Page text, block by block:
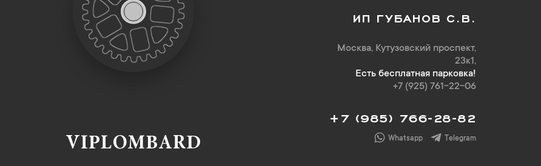
ИП ГУБАНОВ С.В.
Москва, Кутузовский проспект,
23к1,
Есть бесплатная парковка!
+7 (925) 761-22-06
+7 (985) 766-28-82
Whatsapp Telegram
VIPLOMBARD